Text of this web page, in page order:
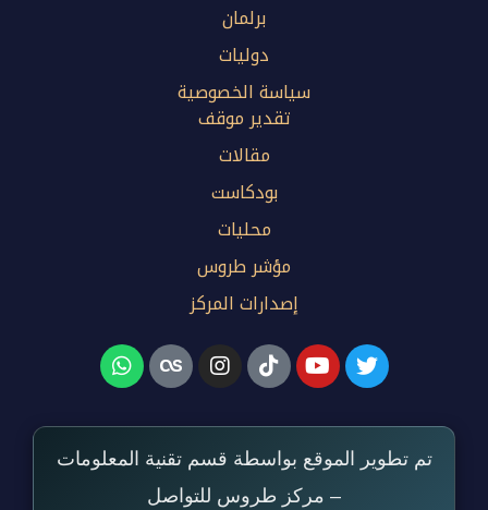
برلمان
دوليات
سياسة الخصوصية
تقدير موقف
مقالات
بودكاست
محليات
مؤشر طروس
إصدارات المركز
تم تطوير الموقع بواسطة قسم تقنية المعلومات
– مركز طروس للتواصل